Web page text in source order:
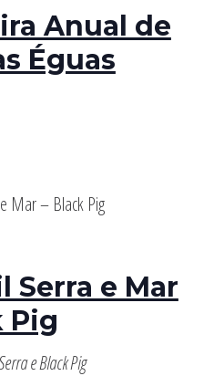
Anual de
Éguas
Serra e Mar
Pig
e Black Pig